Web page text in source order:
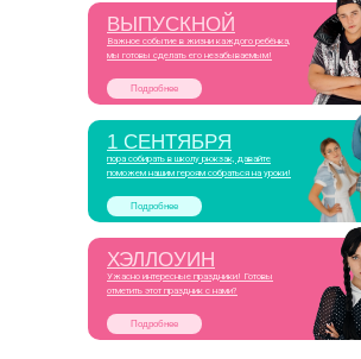
ВЫПУСКНОЙ
Важное событие в жизни каждого ребёнка,
мы готовы сделать его незабываемым!
Подробнее
1 СЕНТЯБРЯ
пора собирать в школу рюкзак, давайте
поможем нашим героям собраться на уроки!
Подробнее
ХЭЛЛОУИН
Ужасно интересные праздники! Готовы
отметить этот праздник с нами?
Подробнее